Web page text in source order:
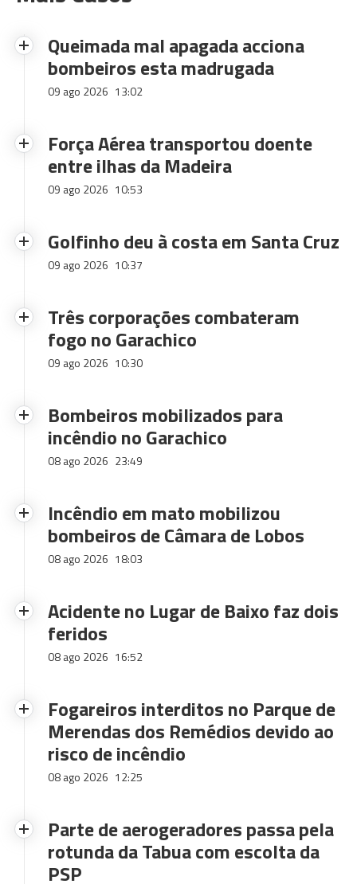
Queimada mal apagada acciona
bombeiros esta madrugada
09 ago 2026 13:02
Força Aérea transportou doente
entre ilhas da Madeira
09 ago 2026 10:53
Golfinho deu à costa em Santa Cruz
09 ago 2026 10:37
Três corporações combateram
fogo no Garachico
09 ago 2026 10:30
Bombeiros mobilizados para
incêndio no Garachico
08 ago 2026 23:49
Incêndio em mato mobilizou
bombeiros de Câmara de Lobos
08 ago 2026 18:03
Acidente no Lugar de Baixo faz dois
feridos
08 ago 2026 16:52
Fogareiros interditos no Parque de
Merendas dos Remédios devido ao
risco de incêndio
08 ago 2026 12:25
Parte de aerogeradores passa pela
rotunda da Tabua com escolta da
PSP